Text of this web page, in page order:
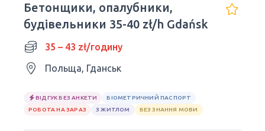
Бетонщики, опалубники,
будівельники 35-40 zł/h Gdańsk
35 – 43 zł/годину
Польща, Гданськ
ВІДГУК БЕЗ АНКЕТИ
БІОМЕТРИЧНИЙ ПАСПОРТ
РОБОТА НА ЗАРАЗ
З ЖИТЛОМ БЕЗ ЗНАННЯ МОВИ